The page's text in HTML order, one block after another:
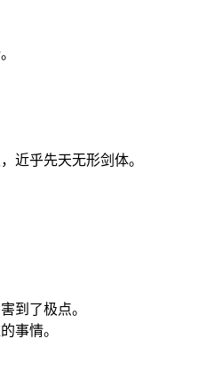
近乎先天无形剑体。
到了极点。
事情。